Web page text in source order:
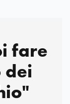
fare
dei